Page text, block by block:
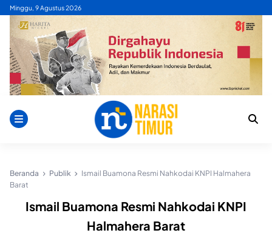
Skip
content
Minggu, 9 Agustus 2026
Beranda Publik
Ismail Buamona Resmi Nahkodai KNPI Halmahera
Barat
Ismail Buamona Resmi Nahkodai KNPI
Halmahera Barat